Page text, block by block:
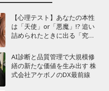
【心理テスト】あなたの本性
は「天使」or「悪魔」!? 追い
詰められたときに出る「究極
AI診断と品質管理で大規模修
繕の新たな価値を生み出す 株
式会社アケボノのDX最前線